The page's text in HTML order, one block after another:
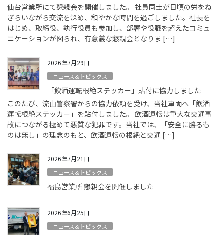
仙台営業所にて懇親会を開催しました。 社員同士が日頃の労をね
ぎらいながら交流を深め、和やかな時間を過ごしました。社長を
はじめ、取締役、執行役員も参加し、部署や役職を超えたコミュ
ニケーションが図られ、有意義な懇親会となりま […]
2026年7月29日
ニュース＆トピックス
「飲酒運転根絶ステッカー」貼付に協力しました
このたび、流山警察署からの協力依頼を受け、当社車両へ「飲酒
運転根絶ステッカー」を貼付しました。 飲酒運転は重大な交通事
故につながる極めて悪質な犯罪です。当社では、「安全に勝るも
のは無し」の理念のもと、飲酒運転の根絶と交通 […]
2026年7月21日
ニュース＆トピックス
福島営業所 懇親会を開催しました
2026年6月25日
ニュース＆トピックス